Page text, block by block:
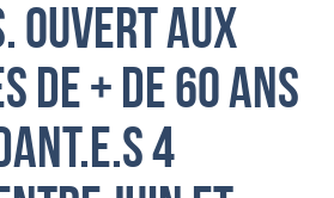
aux
de + de 60 ans
4